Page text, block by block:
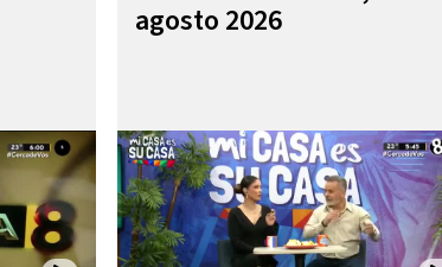
agosto 2026